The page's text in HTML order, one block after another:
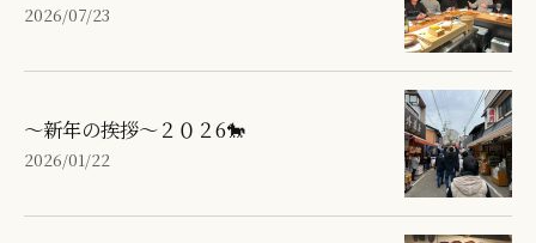
2026/07/23
～新年の挨拶～２０２6🐎
2026/01/22